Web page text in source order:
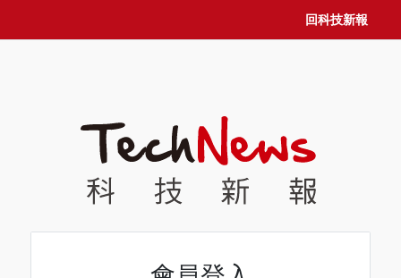
回科技新報